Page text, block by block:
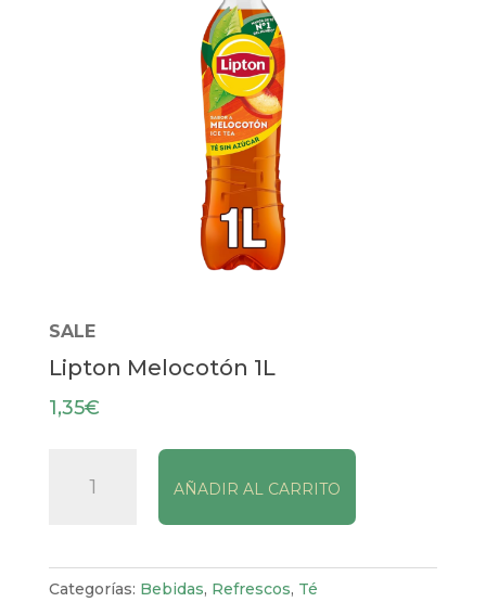
SALE
Lipton Melocotón 1L
1,35€
Melocotón
AÑADIR AL CARRITO
Categorías: Bebidas, Refrescos, Té